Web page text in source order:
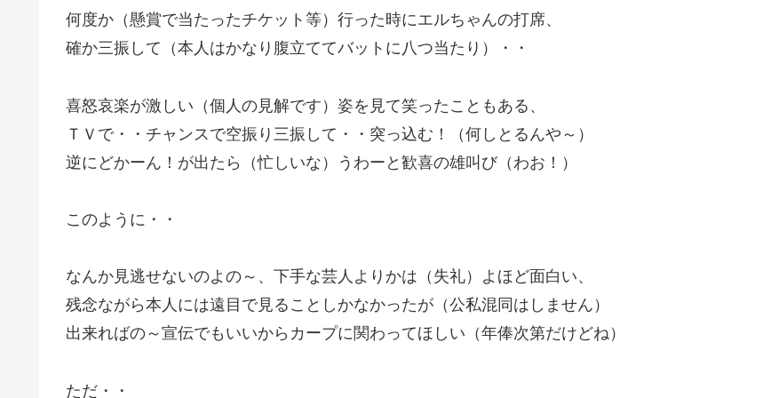
何度か（懸賞で当たったチケット等）行った時にエルちゃんの打席、
確か三振して（本人はかなり腹立ててバットに八つ当たり）・・
喜怒哀楽が激しい（個人の見解です）姿を見て笑ったこともある、
ＴＶで・・チャンスで空振り三振して・・突っ込む！（何しとるんや～）
逆にどかーん！が出たら（忙しいな）うわーと歓喜の雄叫び（わお！）
このように・・
なんか見逃せないのよの～、下手な芸人よりかは（失礼）よほど面白い、
残念ながら本人には遠目で見ることしかなかったが（公私混同はしません）
出来ればの～宣伝でもいいからカープに関わってほしい（年俸次第だけどね）
ただ・・